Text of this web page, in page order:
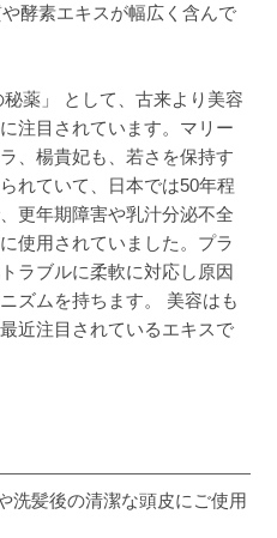
酵素エキスが幅広く含んで
薬」 として、古来より美容
注目されています。マリー
、楊貴妃も、若さを保持す
れていて、日本では50年程
更年期障害や乳汁分泌不全
使用されていました。プラ
ラブルに柔軟に対応し原因
ズムを持ちます。 美容はも
近注目されているエキスで
洗髪後の清潔な頭皮にご使用